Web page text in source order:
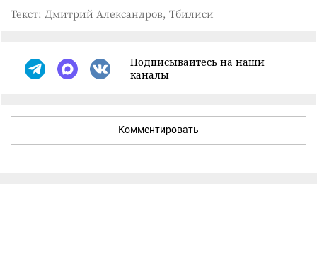
Текст: Дмитрий Александров, Тбилиси
Подписывайтесь на наши
каналы
Комментировать